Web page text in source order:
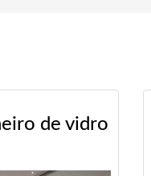
de vidro